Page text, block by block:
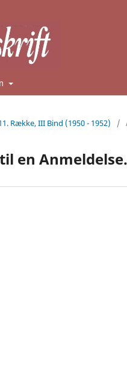
Række, III Bind (1950 - 1952) /
en Anmeldelse.